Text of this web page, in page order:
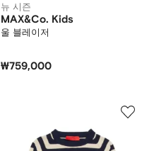
뉴 시즌
MAX&Co. Kids
울 블레이저
₩759,000